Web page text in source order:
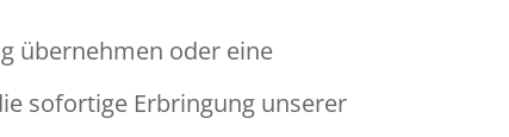
übernehmen oder eine
sofortige Erbringung unserer